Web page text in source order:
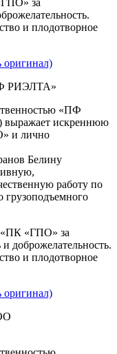
за
и плодотворное
оригинал)
РИЭЛТА»
«ПФ
искреннюю
и лично
Белину
работу по
грузоподъемного
«ГПО» за
доброжелательность.
и плодотворное
оригинал)